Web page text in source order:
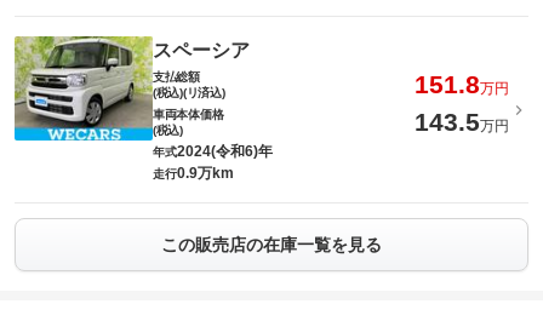
スペーシア
支払総額
(税込)(リ済込)
151.8万円
車両本体価格
(税込)
143.5万円
年式2024(令和6)年
走行0.9万km
この販売店の在庫一覧を見る